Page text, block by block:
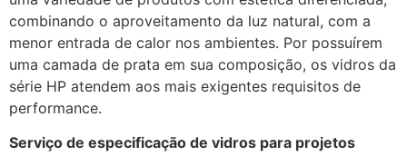
combinando o aproveitamento da luz natural, com a
menor entrada de calor nos ambientes. Por possuírem
uma camada de prata em sua composição, os vidros da
série HP atendem aos mais exigentes requisitos de
performance.
Serviço de especificação de vidros para projetos